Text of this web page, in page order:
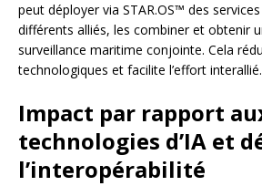
peut déployer via STAR.OS™ des
différents alliés, les combiner et obtenir
surveillance maritime conjointe. Cela
technologiques et facilite l’effort interallié.
Impact par rapport
technologies d’IA et
l’interopérabilité